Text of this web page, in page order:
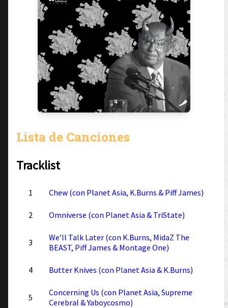
Lista de Canciones
Tracklist
1 Chew (con Planet Asia, K.Burns & Piff James)
2 Omniverse (con Planet Asia & TriState)
3
We’ll Talk Later (con K.Burns, MidaZ The
BEAST, Piff James & Montage One)
4 Butter Knives (con Planet Asia & K.Burns)
5
Concerning Us (con Planet Asia, Supreme
Cerebral & Yaboycosmo)